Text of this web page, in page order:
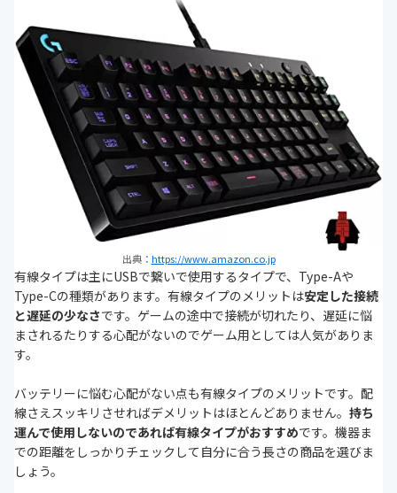
出典： https://www.amazon.co.jp
有線タイプは主にUSBで繋いで使用するタイプで、Type-Aや
Type-Cの種類があります。有線タイプのメリットは安定した接続
と遅延の少なさです。ゲームの途中で接続が切れたり、遅延に悩
まされるたりする心配がないのでゲーム用としては人気がありま
す。
バッテリーに悩む心配がない点も有線タイプのメリットです。配
線さえスッキリさせればデメリットはほとんどありません。 持ち
運んで使用しないのであれば有線タイプがおすすめです。機器ま
での距離をしっかりチェックして自分に合う長さの商品を選びま
しょう。